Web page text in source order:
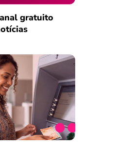
gratuito